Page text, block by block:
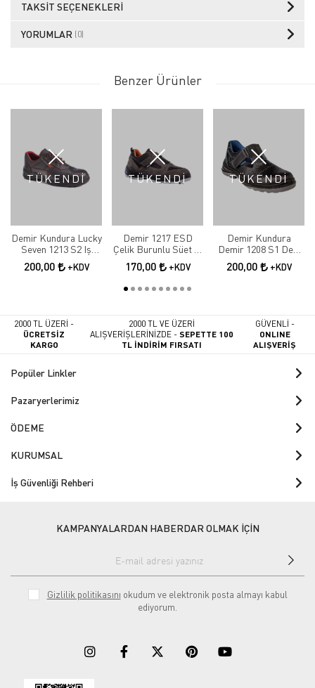
TAKSIT SEÇENEKLERI
YORUMLAR (0)
Benzer Ürünler
TÜKENDİ
Demir Kundura Lucky
Seven 1213 S2 Iş
Ayakkabısı
200,00 +KDV
TÜKENDİ
Demir 1217 ESD
Çelik Burunlu Süet İş
Ayakkabı
170,00 +KDV
TÜKENDİ
Demir Kundura
Demir 1208 S1 Deri
Çelik Burunlu Delikli
Sandalet Model Iş
200,00 +KDV
2000 TL ÜZERİ -
ÜCRETSİZ
KARGO
2000 TL VE ÜZERİ
ALIŞVERİŞLERİNİZDE -SEPETTE 100
TL İNDİRİM FIRSATI
GÜVENLİ -
ONLINE
ALIŞVERİŞ
Popüler Linkler
Pazaryerlerimiz
ÖDEME
KURUMSAL
İş Güvenliği Rehberi
KAMPANYALARDAN HABERDAR OLMAK İÇİN
Gizlilik politikasını okudum ve elektronik posta almayı kabul
ediyorum.